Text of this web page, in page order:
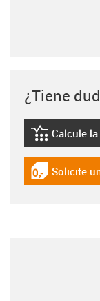
¿Tiene
igus-icon-
Calcule
igus-icon-
Solicite